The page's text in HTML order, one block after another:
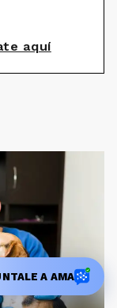
aquí
A AMA